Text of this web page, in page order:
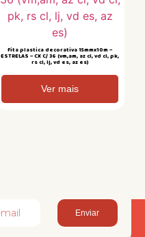
Fita plastica decorativa 15mmx10m –
ESTRELAS – CX C/ 36 (vm,am, az cl, vd cl, pk,
rs cl, lj, vd es, az es)
Ver mais
Enviar